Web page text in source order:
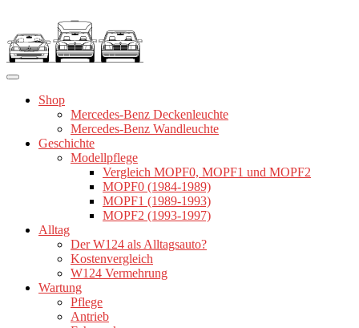
springen
Shop
Mercedes-Benz Deckenleuchte
Mercedes-Benz Wandleuchte
Geschichte
Modellpflege
Vergleich MOPF0, MOPF1 und MOPF2
MOPF0 (1984-1989)
MOPF1 (1989-1993)
MOPF2 (1993-1997)
Alltag
Der W124 als Alltagsauto?
Kostenvergleich
W124 Vermehrung
Wartung
Pflege
Antrieb